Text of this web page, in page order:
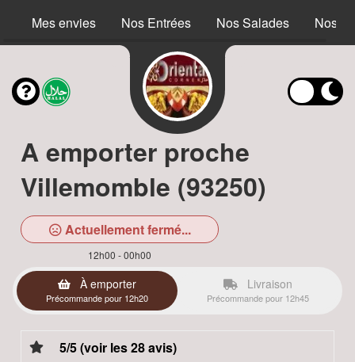
Mes envies Nos Entrées Nos Salades Nos
A emporter proche
Villemomble (93250)
Actuellement fermé...
12h00 - 00h00
À emporter
Précommande pour 12h20
Livraison
Précommande pour 12h45
5/5 (voir les 28 avis)